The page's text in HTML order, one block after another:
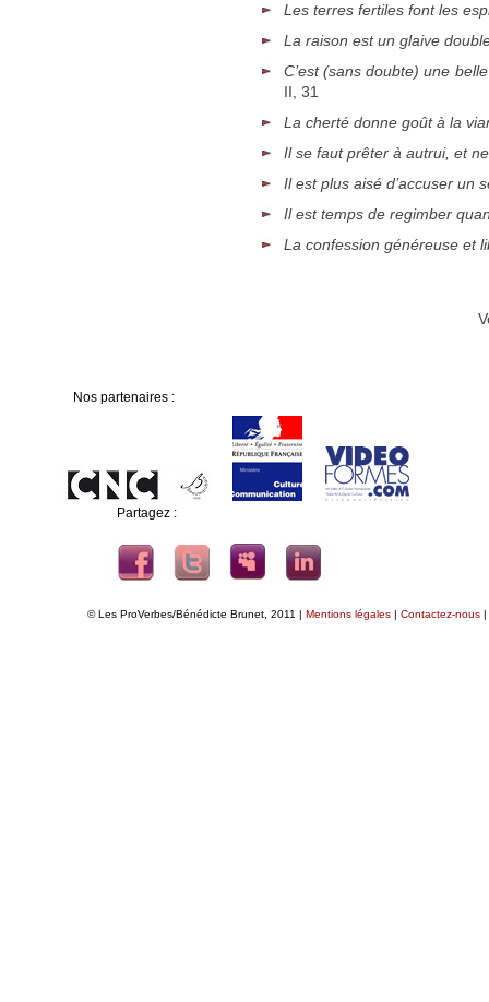
Les terres fertiles font les
La raison est un glaive
C’est (sans doubte) une
II, 31
La cherté donne goût à la
Il se faut prêter à autrui, et
Il est plus aisé d’accuser un
Il est temps de regimber
La confession généreuse et
Nos partenaires :
Partagez :
© Les ProVerbes/Bénédicte Brunet, 2011 | Mentions légales | Contactez-nous |